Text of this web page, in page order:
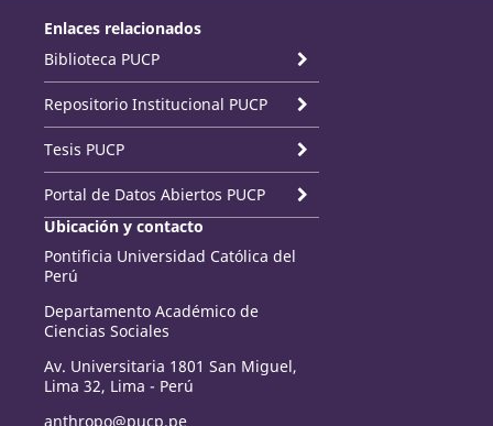
Enlaces relacionados
Biblioteca PUCP
Repositorio Institucional PUCP
Tesis PUCP
Portal de Datos Abiertos PUCP
Ubicación y contacto
Pontificia Universidad Católica del
Perú
Departamento Académico de
Ciencias Sociales
Av. Universitaria 1801 San Miguel,
Lima 32, Lima - Perú
anthropo@pucp.pe